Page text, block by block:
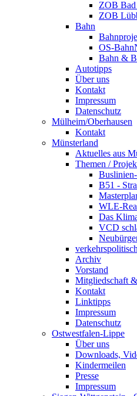
ZOB Bad
ZOB
Bahn
OS-
Bahn &
Autotipps
Über uns
Kontakt
Impressum
Datenschutz
Mülheim/Oberhausen
Kontakt
Münsterland
Aktuelles aus
Themen /
B51 -
WLE-
Das
VCD
Archiv
Vorstand
Mitgliedschaft
Kontakt
Linktipps
Impressum
Datenschutz
Ostwestfalen-Lippe
Über uns
Downloads,
Kindermeilen
Presse
Impressum